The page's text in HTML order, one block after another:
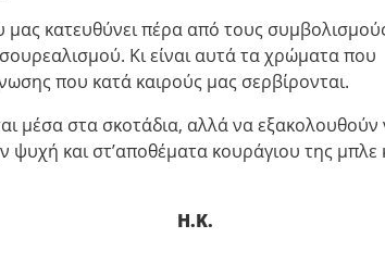
μας κατευθύνει πέρα από τους
Κι είναι αυτά τα χρώματα που
που κατά καιρούς μας σερβίρονται.
μέσα στα σκοτάδια, αλλά να εξακολουθούν
και στ’αποθέματα κουράγιου της μπλε